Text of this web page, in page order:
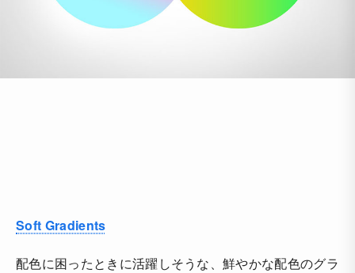
Soft Gradients
配色に困ったときに活躍しそうな、鮮やかな配色のグラ